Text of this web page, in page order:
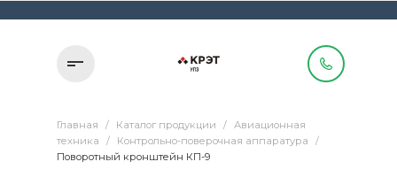
Главная / Каталог продукции / Авиационная
техника
/ Контрольно-поверочная аппаратура
/
Поворотный кронштейн КП-9